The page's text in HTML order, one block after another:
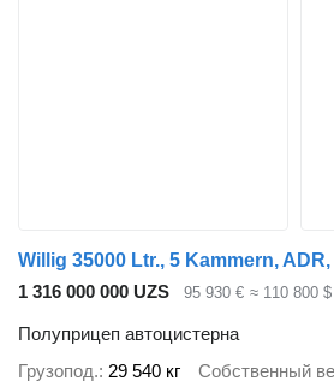
Willig 35000 Ltr., 5 Kammern,
1 316 000 000 UZS
95 930 € ≈ 110 800 $
Полуприцеп автоцистерна
Грузопод. 29 540 кг Собственный